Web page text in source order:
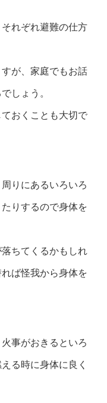
れぞれ避難の仕方
が、家庭でもお話
しょう。
おくことも大切で
りにあるいろいろ
りするので身体を
ちてくるかもしれ
ば怪我から身体を
事がおきるといろ
る時に身体に良く